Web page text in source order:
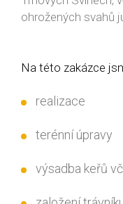
ohrožených svahů
Na této zakázce
realizace
terénní úpravy
výsadba keřů